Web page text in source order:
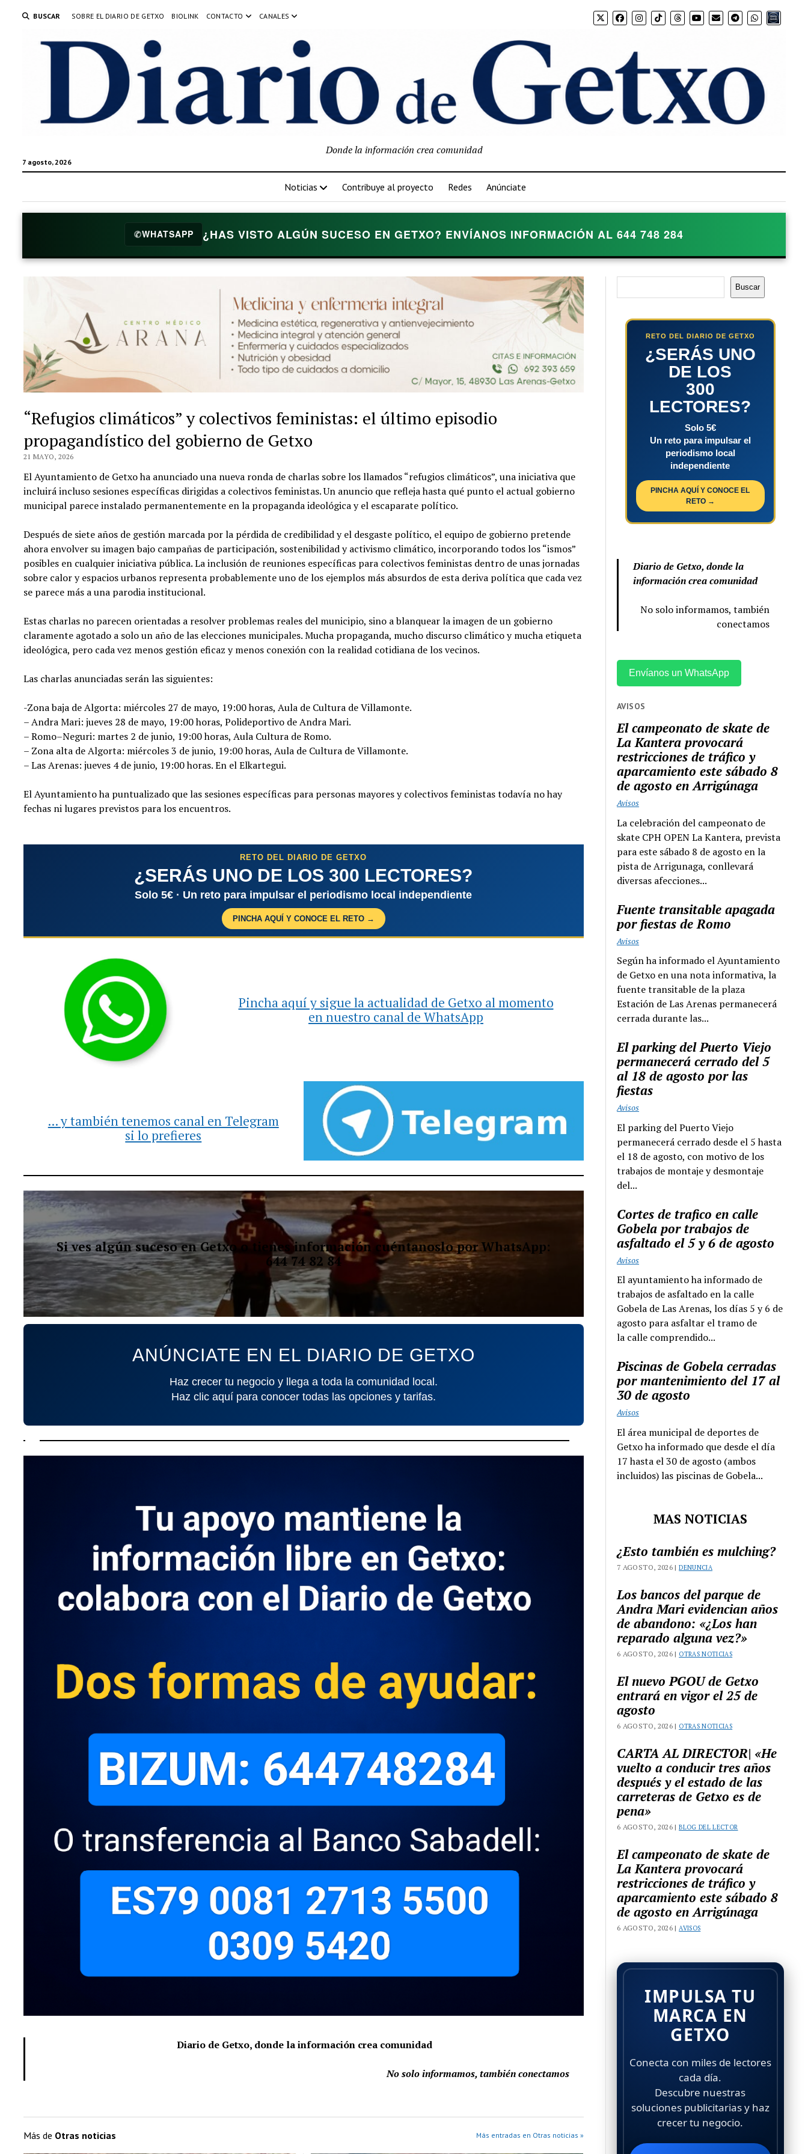
BUSCAR SOBRE EL DIARIO DE GETXO BIOLINK CONTACTO CANALES Bio.link
7 agosto, 2026
Donde la información crea comunidad
Noticias Contribuye al proyecto Redes Anúnciate
✆WHATSAPP ¿HAS VISTO ALGÚN SUCESO EN GETXO? ENVÍANOS INFORMACIÓN AL 644 748 284
“Refugios climáticos” y colectivos feministas: el último episodio
propagandístico del gobierno de Getxo
21 MAYO, 2026
El Ayuntamiento de Getxo ha anunciado una nueva ronda de charlas sobre los llamados “refugios climáticos”, una iniciativa que
incluirá incluso sesiones específicas dirigidas a colectivos feministas. Un anuncio que refleja hasta qué punto el actual gobierno
municipal parece instalado permanentemente en la propaganda ideológica y el escaparate político.
Después de siete años de gestión marcada por la pérdida de credibilidad y el desgaste político, el equipo de gobierno pretende
ahora envolver su imagen bajo campañas de participación, sostenibilidad y activismo climático, incorporando todos los “ismos”
posibles en cualquier iniciativa pública. La inclusión de reuniones específicas para colectivos feministas dentro de unas jornadas
sobre calor y espacios urbanos representa probablemente uno de los ejemplos más absurdos de esta deriva política que cada vez
se parece más a una parodia institucional.
Estas charlas no parecen orientadas a resolver problemas reales del municipio, sino a blanquear la imagen de un gobierno
claramente agotado a solo un año de las elecciones municipales. Mucha propaganda, mucho discurso climático y mucha etiqueta
ideológica, pero cada vez menos gestión eficaz y menos conexión con la realidad cotidiana de los vecinos.
Las charlas anunciadas serán las siguientes:
-Zona baja de Algorta: miércoles 27 de mayo, 19:00 horas, Aula de Cultura de Villamonte.
– Andra Mari: jueves 28 de mayo, 19:00 horas, Polideportivo de Andra Mari.
– Romo–Neguri: martes 2 de junio, 19:00 horas, Aula Cultura de Romo.
– Zona alta de Algorta: miércoles 3 de junio, 19:00 horas, Aula de Cultura de Villamonte.
– Las Arenas: jueves 4 de junio, 19:00 horas. En el Elkartegui.
El Ayuntamiento ha puntualizado que las sesiones específicas para personas mayores y colectivos feministas todavía no hay
fechas ni lugares previstos para los encuentros.
RETO DEL DIARIO DE GETXO
¿SERÁS UNO DE LOS 300 LECTORES?
Solo 5€ · Un reto para impulsar el periodismo local independiente
PINCHA AQUÍ Y CONOCE EL RETO →
Pincha aquí y sigue la actualidad de Getxo al momento
en nuestro canal de WhatsApp
... y también tenemos canal en Telegram
si lo prefieres
Si ves algún suceso en Getxo o tienes información cuéntanoslo por WhatsApp:
644 74 82 84
ANÚNCIATE EN EL DIARIO DE GETXO
Haz crecer tu negocio y llega a toda la comunidad local.
Haz clic aquí para conocer todas las opciones y tarifas.
Diario de Getxo, donde la información crea comunidad
No solo informamos, también conectamos
Más de Otras noticias Más entradas en Otras noticias »
Buscar
RETO DEL DIARIO DE GETXO
¿SERÁS UNO
DE LOS
300
LECTORES?
Solo 5€
Un reto para impulsar el
periodismo local
independiente
PINCHA AQUÍ Y CONOCE EL
RETO →
Diario de Getxo, donde la
información crea comunidad
No solo informamos, también
conectamos
Envíanos un WhatsApp
AVISOS
El campeonato de skate de
La Kantera provocará
restricciones de tráfico y
aparcamiento este sábado 8
de agosto en Arrigúnaga
Avisos
La celebración del campeonato de
skate CPH OPEN La Kantera, prevista
para este sábado 8 de agosto en la
pista de Arrigunaga, conllevará
diversas afecciones...
Fuente transitable apagada
por fiestas de Romo
Avisos
Según ha informado el Ayuntamiento
de Getxo en una nota informativa, la
fuente transitable de la plaza
Estación de Las Arenas permanecerá
cerrada durante las...
El parking del Puerto Viejo
permanecerá cerrado del 5
al 18 de agosto por las
fiestas
Avisos
El parking del Puerto Viejo
permanecerá cerrado desde el 5 hasta
el 18 de agosto, con motivo de los
trabajos de montaje y desmontaje
del...
Cortes de trafico en calle
Gobela por trabajos de
asfaltado el 5 y 6 de agosto
Avisos
El ayuntamiento ha informado de
trabajos de asfaltado en la calle
Gobela de Las Arenas, los días 5 y 6 de
agosto para asfaltar el tramo de
la calle comprendido...
Piscinas de Gobela cerradas
por mantenimiento del 17 al
30 de agosto
Avisos
El área municipal de deportes de
Getxo ha informado que desde el día
17 hasta el 30 de agosto (ambos
incluidos) las piscinas de Gobela...
MAS NOTICIAS
¿Esto también es mulching?
7 AGOSTO, 2026 |DENUNCIA
Los bancos del parque de
Andra Mari evidencian años
de abandono: «¿Los han
reparado alguna vez?»
6 AGOSTO, 2026 | OTRAS NOTICIAS
El nuevo PGOU de Getxo
entrará en vigor el 25 de
agosto
6 AGOSTO, 2026 | OTRAS NOTICIAS
CARTA AL DIRECTOR| «He
vuelto a conducir tres años
después y el estado de las
carreteras de Getxo es de
pena»
6 AGOSTO, 2026 |BLOG DEL LECTOR
El campeonato de skate de
La Kantera provocará
restricciones de tráfico y
aparcamiento este sábado 8
de agosto en Arrigúnaga
6 AGOSTO, 2026 | AVISOS
IMPULSA TU
MARCA EN
GETXO
Conecta con miles de lectores
cada día.
Descubre nuestras
soluciones publicitarias y haz
crecer tu negocio.